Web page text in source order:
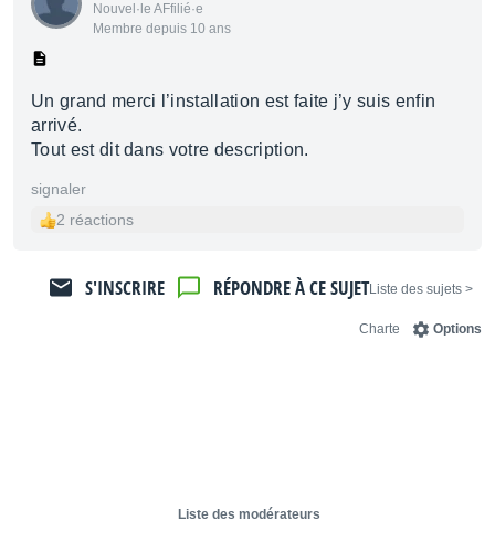
Nouvel·le AFfilié·e
Membre depuis 10 ans
Un grand merci l’installation est faite j’y suis enfin
arrivé.
Tout est dit dans votre description.
signaler
2 réactions
< Liste des sujets
RÉPONDRE À CE SUJET
S'INSCRIRE
Options
Charte
Liste des modérateurs